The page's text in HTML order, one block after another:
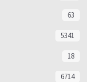
63
5341
18
6714